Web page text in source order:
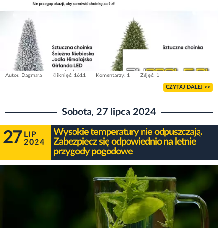
Autor: Dagmara Kliknięć: 1611 Komentarzy: 1 Zdjęć: 1
CZYTAJ DALEJ >>
Sobota, 27 lipca 2024
27 LIP
2024
Wysokie temperatury nie odpuszczają.
Zabezpiecz się odpowiednio na letnie
przygody pogodowe